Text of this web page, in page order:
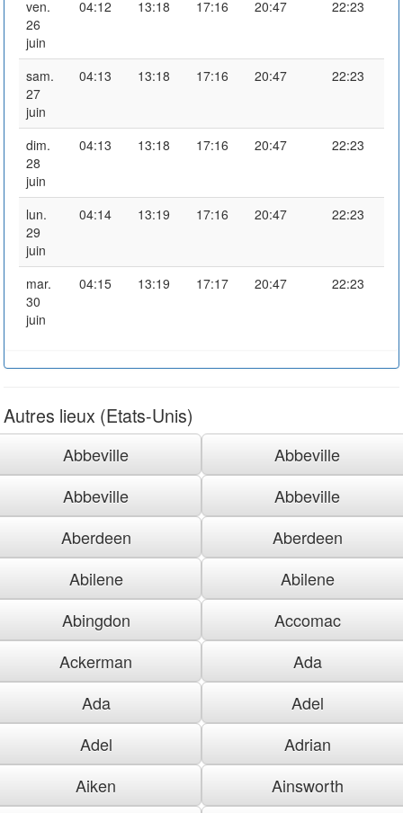
ven.
26
juin
04:12 13:18 17:16 20:47 22:23
sam.
27
juin
04:13 13:18 17:16 20:47 22:23
dim.
28
juin
04:13 13:18 17:16 20:47 22:23
lun.
29
juin
04:14 13:19 17:16 20:47 22:23
mar.
30
juin
04:15 13:19 17:17 20:47 22:23
Autres lieux (Etats-Unis)
Abbeville
Abbeville
Abbeville
Abbeville
Aberdeen
Aberdeen
Abilene
Abilene
Abingdon
Accomac
Ackerman
Ada
Ada
Adel
Adel
Adrian
Aiken
Ainsworth